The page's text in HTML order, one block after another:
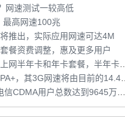
网速测试一较高低
最高网速100兆
推出，实际应用网速可达4M
餐资费调整，惠及更多用户